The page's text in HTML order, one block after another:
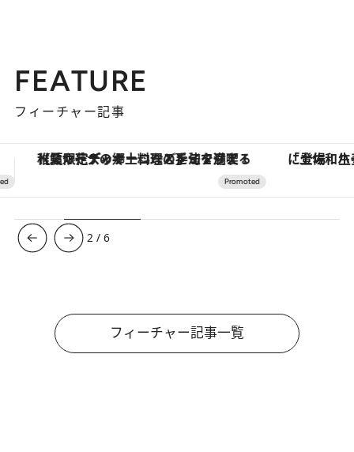
FEATURE
フィーチャー記事
「土佐和ハーブかき氷」がOMO7高知に登場！生姜、山椒、大葉など目にも舌にも涼を呼ぶ郷土の味 【銀座で出合う最旬美容】美髪ケアや上質
3 /6
フィーチャー記事一覧